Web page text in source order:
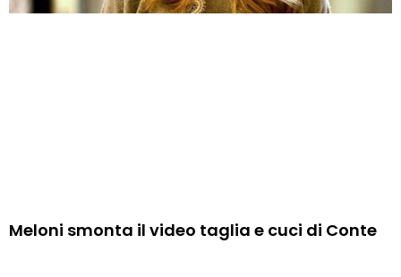
Meloni smonta il video taglia e cuci di Conte